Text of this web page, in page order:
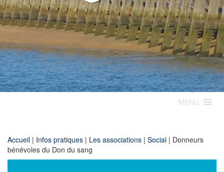
TROUVILLE-
SUR-MER
MENU
Accueil | Infos pratiques | Les associations | Social | Donneurs
bénévoles du Don du sang